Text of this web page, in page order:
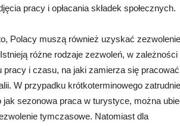
pracy i opłacania składek społecznych.
Polacy muszą również uzyskać
różne rodzaje zezwoleń, w zależności
pracy i czasu, na jaki zamierza się
W przypadku krótkoterminowego
jak sezonowa praca w turystyce, można
tymczasowe. Natomiast dla